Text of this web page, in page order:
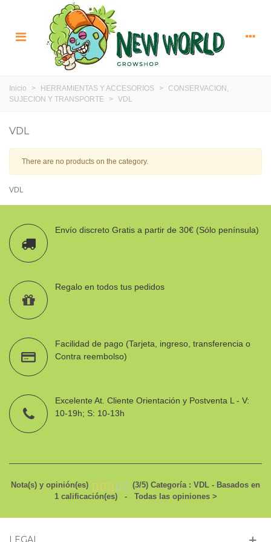
Inicio > HERRAMIENTAS Y ACCESORIOS >
CONSERVACION,
SUJECION Y TRANSPORTE
> VDL
VDL
There are no products on the category.
VDL
Envío discreto Gratis a partir de 30€ (Sólo península)
Regalo en todos tus pedidos
Facilidad de pago (Tarjeta, ingreso, transferencia o
Contra reembolso)
Excelente At. Cliente Orientación y Postventa L - V:
10-19h; S: 10-13h
Nota(s) y opinión(es) (3/5) Categoría : VDL - Basados en
1calificación(es) - Todas las opiniones >
LEGAL